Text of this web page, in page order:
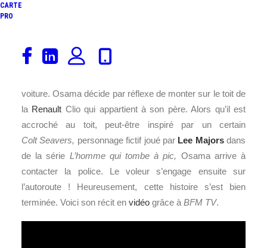
CARTE
PRO
Le jeuneOsama Aoukili
janvier 2017. Dimanche dernier dans la soirée à
voiture. Osama décide par réflexe de monter sur le toit de
la Renault Clio qui appartient à son père. Alors qu’il est
accroché au toit, peut-être inspiré par un certain
Colt Seavers, personnage fictif joué par Lee Majorsdans
de la série L’homme qui tombe à pic, Osama arrive à
contacter la police. Le voleur s’engage ensuite sur
l’autoroute ! Heureusement, cette histoire s’est bien
terminée. Voici son récit en vidéo grâce à BFM TV.